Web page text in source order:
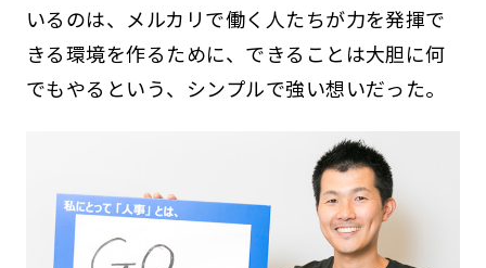
いるのは、メルカリで働く人たちが力を発揮で
きる環境を作るために、できることは大胆に何
でもやるという、シンプルで強い想いだった。